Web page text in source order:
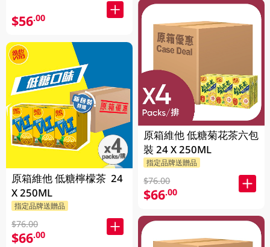
$56.00
原箱維他 低糖檸檬茶 24
X 250ML
指定品牌送贈品
$76.00
$66.00
原箱維他 低糖菊花茶六包
裝 24 X 250ML
指定品牌送贈品
$76.00
$66.00